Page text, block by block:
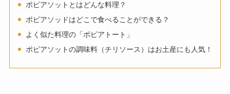
ポピアソットとはどんな料理？
ポピアソッドはどこで食べることができる？
よく似た料理の「ポピアトート」
ポピアソットの調味料（チリソース）はお土産にも人気！